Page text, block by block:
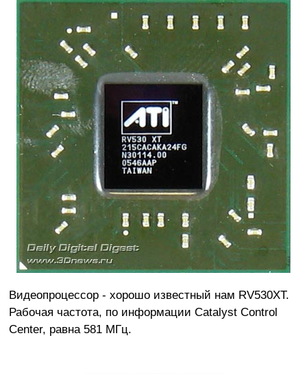
Видеопроцессор - хорошо известный нам RV530XT.
Рабочая частота, по информации Catalyst Control
Center, равна 581 МГц.